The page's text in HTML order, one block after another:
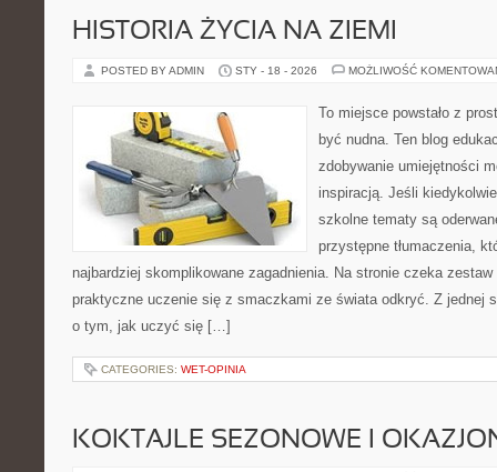
HISTORIA ŻYCIA NA ZIEMI
POSTED BY ADMIN STY - 18 - 2026 MOŻLIWOŚĆ
To miejsce powstało z
być nudna. Ten blog
zdobywanie umiejętności
inspiracją. Jeśli
szkolne tematy są
przystępne tłumaczenia,
najbardziej skomplikowane zagadnienia. Na stronie czeka zestaw
praktyczne uczenie się z smaczkami ze świata odkryć. Z jednej
o tym, jak uczyć się […]
CATEGORIES: WET-OPINIA
KOKTAJLE SEZONOWE I